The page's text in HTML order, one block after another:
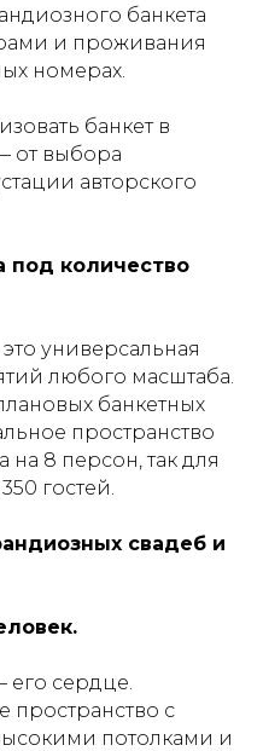
банкета
и проживания
номерах.
банкет в
от выбора
авторского
под количество
универсальная
любого масштаба.
банкетных
пространство
на 8 персон, так для
гостей.
свадеб и
его сердце.
пространство с
потолками и